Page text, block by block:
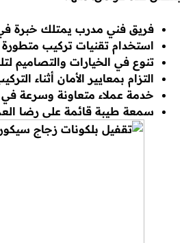
فريق فني مدرب يمتلك خبرة في
استخدام تقنيات تركيب
تنوع في الخيارات والتصاميم
التزام بمعايير الأمان أثناء
خدمة عملاء متعاونة وسرعة في
سمعة طيبة قائمة على رضا